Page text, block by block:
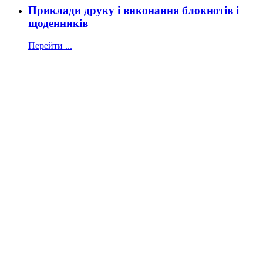
Приклади друку і виконання блокнотів і
щоденників
Перейти ...